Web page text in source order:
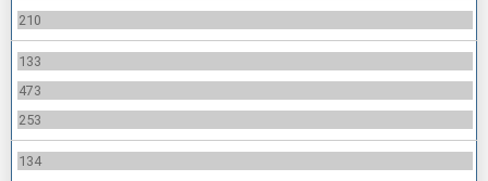
210
133
473
253
134